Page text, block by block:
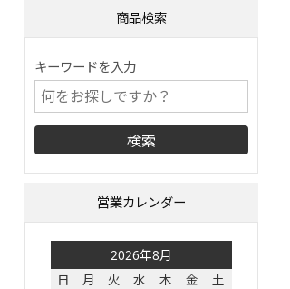
商品検索
キーワードを入力
営業カレンダー
2026年8月
日
月 火 水 木 金
土